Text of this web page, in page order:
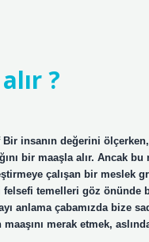
?
insanın değerini
bir maaşla alır. Ancak bu
çalışan bir meslek
temelleri göz önünde
anlama çabamızda bize
merak etmek,